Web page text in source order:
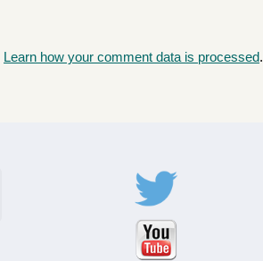
Learn how your comment data is processed.